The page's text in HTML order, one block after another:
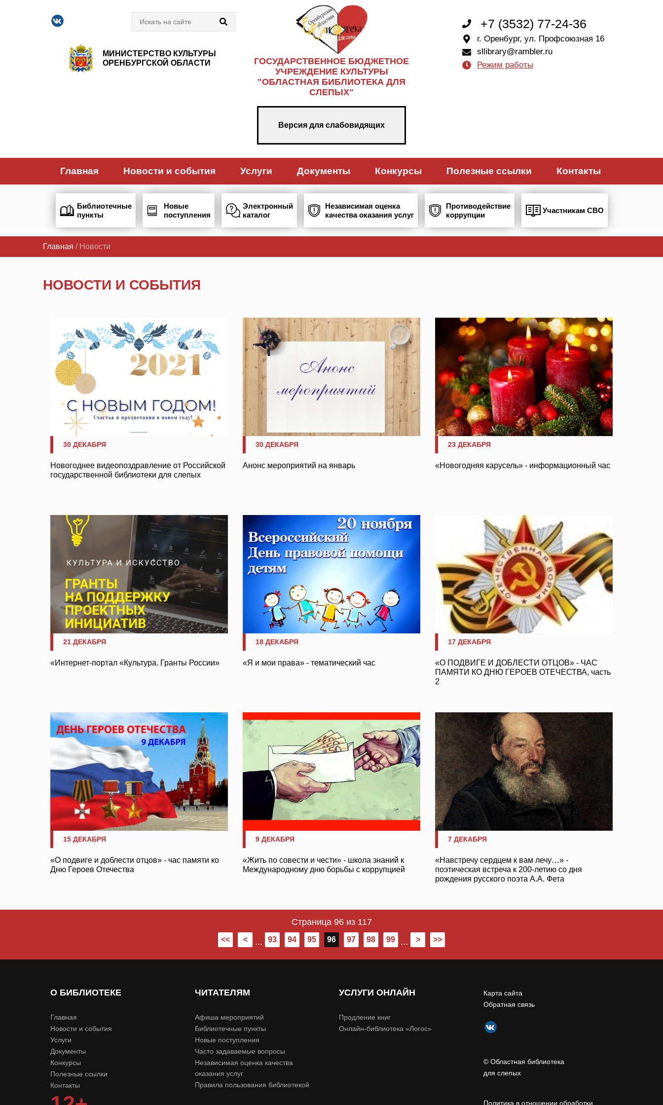
МИНИСТЕРСТВО КУЛЬТУРЫ
ОРЕНБУРГСКОЙ ОБЛАСТИ
ГОСУДАРСТВЕННОЕ БЮДЖЕТНОЕ
УЧРЕЖДЕНИЕ КУЛЬТУРЫ
"ОБЛАСТНАЯ БИБЛИОТЕКА ДЛЯ
СЛЕПЫХ"
+7 (3532) 77-24-36
г. Оренбург, ул. Профсоюзная 16
sllibrary@rambler.ru
Режим работы
Версия для слабовидящих
Главная Новости и события Услуги Документы Конкурсы Полезные ссылки Контакты
Библиотечные
пункты
Новые
поступления
Электронный
каталог
Независимая оценка
качества оказания услуг
Противодействие
коррупции
Участникам СВО
Главная / Новости
НОВОСТИ И СОБЫТИЯ
30 ДЕКАБРЯ
Новогоднее видеопоздравление от Российской
государственной библиотеки для слепых
30 ДЕКАБРЯ
Анонс мероприятий на январь
23 ДЕКАБРЯ
«Новогодняя карусель» - информационный час
21 ДЕКАБРЯ
«Интернет-портал «Культура. Гранты России»
18 ДЕКАБРЯ
«Я и мои права» - тематический час
17 ДЕКАБРЯ
«О ПОДВИГЕ И ДОБЛЕСТИ ОТЦОВ» - ЧАС
ПАМЯТИ КО ДНЮ ГЕРОЕВ ОТЕЧЕСТВА, часть
2
15 ДЕКАБРЯ
«О подвиге и доблести отцов» - час памяти ко
Дню Героев Отечества
9 ДЕКАБРЯ
«Жить по совести и чести» - школа знаний к
Международному дню борьбы с коррупцией
7 ДЕКАБРЯ
«Навстречу сердцем к вам лечу…» -
поэтическая встреча к 200-летию со дня
рождения русского поэта А.А. Фета
Страница 96 из 117
<< < ... 93 94 95 96 97 98 99 ... > >>
О БИБЛИОТЕКЕ
Главная
Новости и события
Услуги
Документы
Конкурсы
Полезные ссылки
Контакты
ЧИТАТЕЛЯМ
Афиша мероприятий
Библиотечные пункты
Новые поступления
Часто задаваемые вопросы
Независимая оценка качества
оказания услуг
Правила пользования библиотекой
УСЛУГИ ОНЛАЙН
Продление книг
Онлайн-библиотека «Логос»
Карта сайта
Обратная связь
© Областная библиотека
для слепых
Политика в отношении обработки